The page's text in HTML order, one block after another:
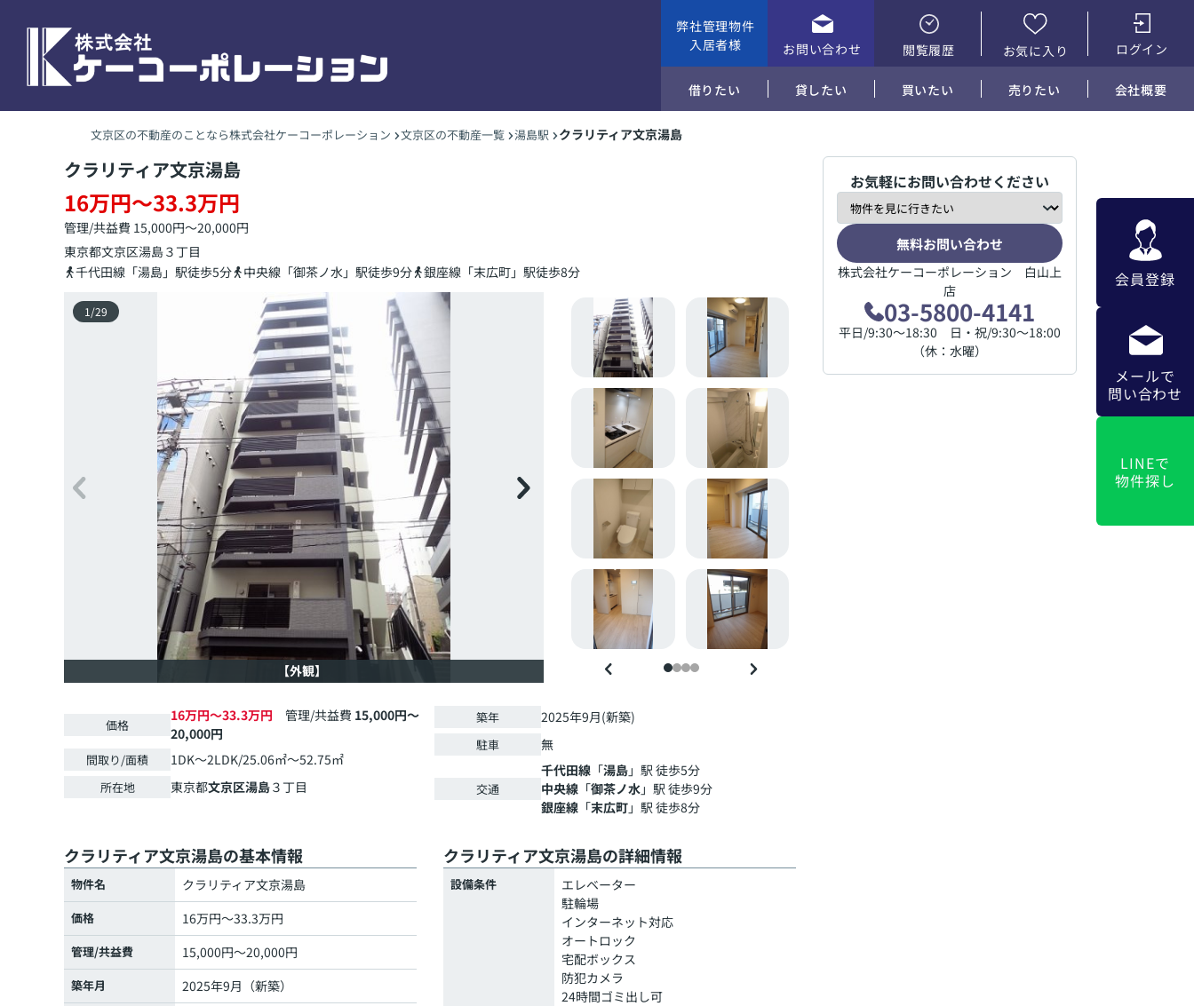
弊社管理物件
入居者様
お問い合わせ 閲覧履歴 お気に入り ログイン
借りたい 貸したい 買いたい 売りたい 会社概要
会員登録
メールで
問い合わせ
LINEで
物件探し
文京区の不動産のことなら株式会社ケーコーポレーション 文京区の不動産一覧 湯島駅 クラリティア文京湯島
クラリティア文京湯島
16万円～33.3万円
管理/共益費 15,000円～20,000円
東京都文京区湯島３丁目
千代田線「湯島」駅徒歩5分
中央線「御茶ノ水」駅徒歩9分 銀座線「末広町」駅徒歩8分
1 /29
【外観】
価格
16万円～33.3万円 管理/共益費 15,000円～
20,000円
間取り/面積 1DK～2LDK/25.06㎡～52.75㎡
所在地 東京都文京区湯島３丁目
築年 2025年9月(新築)
駐車 無
交通
千代田線 「湯島」駅 徒歩5分
中央線 「御茶ノ水」駅 徒歩9分
銀座線 「末広町」駅 徒歩8分
クラリティア文京湯島の基本情報
物件名 クラリティア文京湯島
価格 16万円～33.3万円
管理/共益費 15,000円～20,000円
築年月 2025年9月（新築）
クラリティア文京湯島の詳細情報
設備条件
エレベーター
駐輪場
インターネット対応
オートロック
宅配ボックス
防犯カメラ
24時間ゴミ出し可
お気軽にお問い合わせください
無料お問い合わせ
株式会社ケーコーポレーション 白山上
店
03-5800-4141
平日/9:30～18:30 日・祝/9:30～18:00
（休：水曜）